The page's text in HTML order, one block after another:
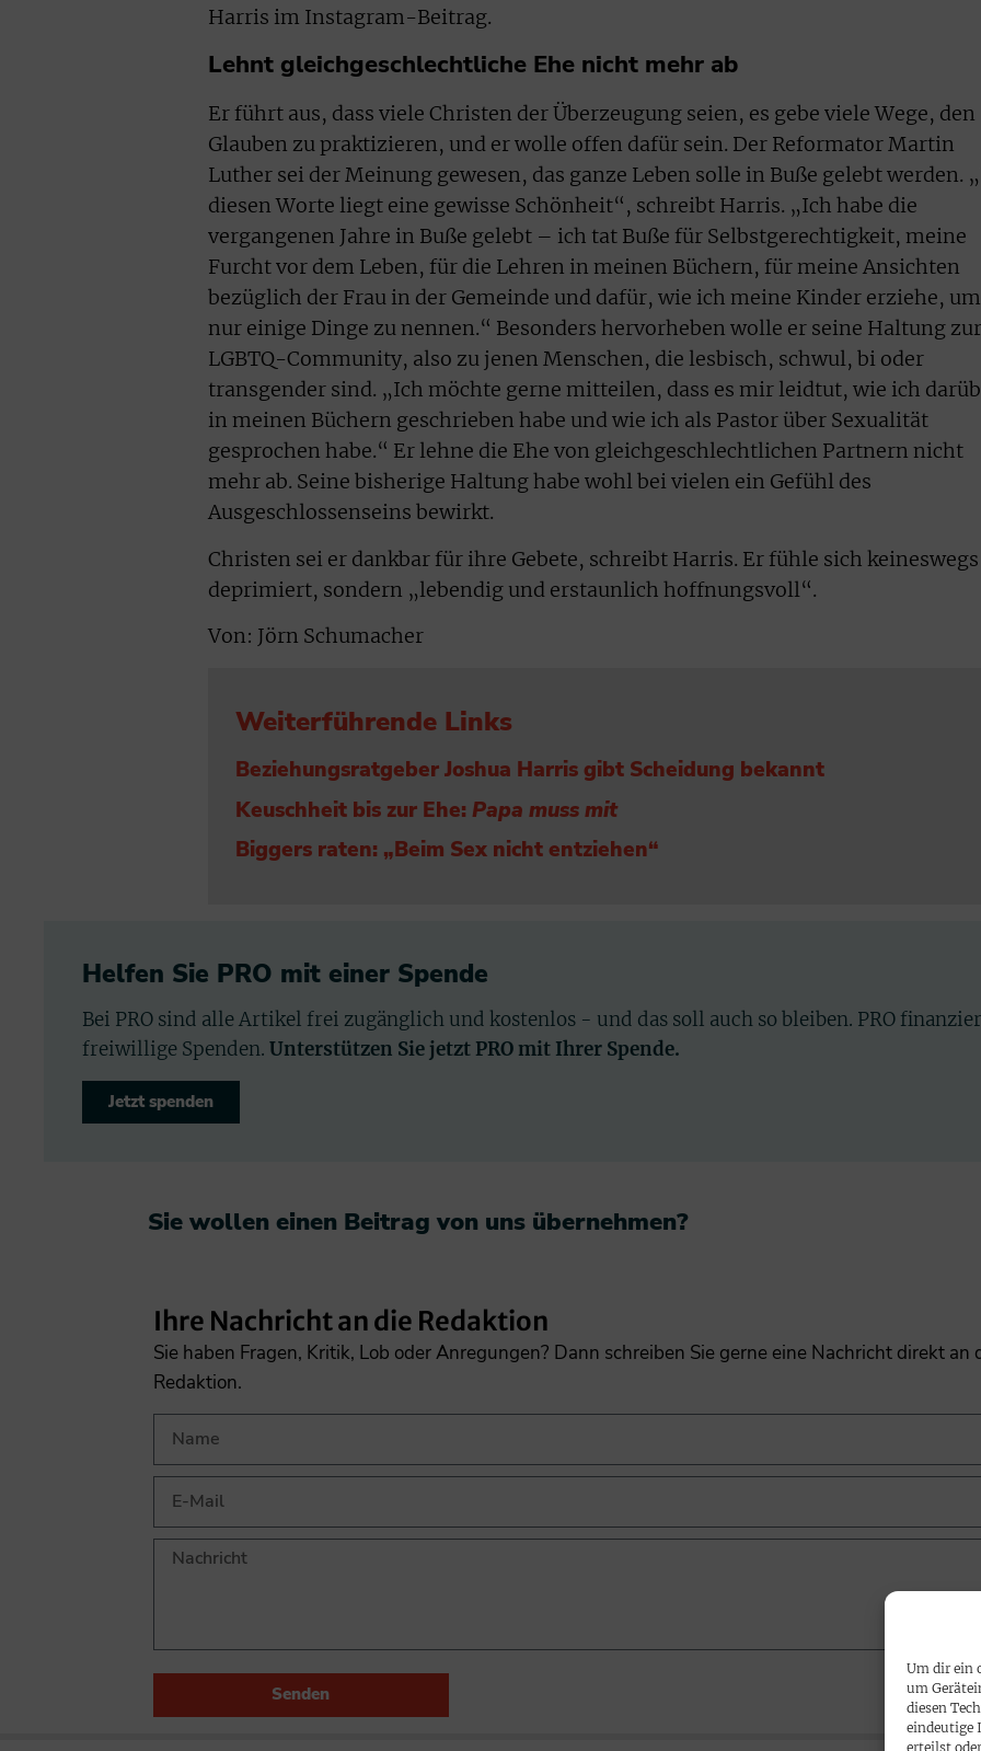
Um dir ein
um
diesen
eindeutige
erteilst
Harris im Instagram-Beitrag.
Lehnt gleichgeschlechtliche Ehe nicht mehr ab
Er führt aus, dass viele Christen der Überzeugung seien, es gebe viele Wege, den
Glauben zu praktizieren, und er wolle offen dafür sein. Der Reformator Martin
Luther sei der Meinung gewesen, das ganze Leben solle in Buße gelebt werden.
diesen Worte liegt eine gewisse Schönheit“, schreibt Harris. „Ich habe die
vergangenen Jahre in Buße gelebt – ich tat Buße für Selbstgerechtigkeit, meine
Furcht vor dem Leben, für die Lehren in meinen Büchern, für meine Ansichten
bezüglich der Frau in der Gemeinde und dafür, wie ich meine Kinder erziehe, um
nur einige Dinge zu nennen.“ Besonders hervorheben wolle er seine Haltung zur
LGBTQ-Community, also zu jenen Menschen, die lesbisch, schwul, bi oder
transgender sind. „Ich möchte gerne mitteilen, dass es mir leidtut, wie ich
in meinen Büchern geschrieben habe und wie ich als Pastor über Sexualität
gesprochen habe.“ Er lehne die Ehe von gleichgeschlechtlichen Partnern nicht
mehr ab. Seine bisherige Haltung habe wohl bei vielen ein Gefühl des
Ausgeschlossenseins bewirkt.
Christen sei er dankbar für ihre Gebete, schreibt Harris. Er fühle sich keineswegs
deprimiert, sondern „lebendig und erstaunlich hoffnungsvoll“.
Von: Jörn Schumacher
Weiterführende Links
Beziehungsratgeber Joshua Harris gibt Scheidung bekannt
Keuschheit bis zur Ehe: Papa muss mit
Biggers raten: „Beim Sex nicht entziehen“
Helfen Sie PRO mit einer Spende
Bei PRO sind alle Artikel frei zugänglich und kostenlos - und das soll auch so bleiben. PRO
freiwillige Spenden. Unterstützen Sie jetzt PRO mit Ihrer Spende.
Jetzt spenden
Sie wollen einen Beitrag von uns übernehmen?​
Ihre Nachricht an die Redaktion
Sie haben Fragen, Kritik, Lob oder Anregungen? Dann schreiben Sie gerne eine Nachricht direkt an
Redaktion.
Senden